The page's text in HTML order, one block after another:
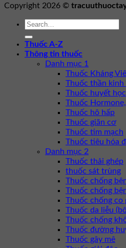
Copyright 2026 ©
Thuốc A-Z
Thông tin thuốc
Danh mục 1
Thuốc Kháng
Thuốc thần
Thuốc huyết học
Thuốc
Thuốc hô hấp
Thuốc giãn cơ
Thuốc tim mạch
Thuốc tiêu hóa
Danh mục 2
Thuốc thải ghép
thuốc sát trùng
Thuốc chống
Thuốc chống
Thuốc chống co
Thuốc da liễu
Thuốc chống
Thuốc đường
Thuốc gây mê